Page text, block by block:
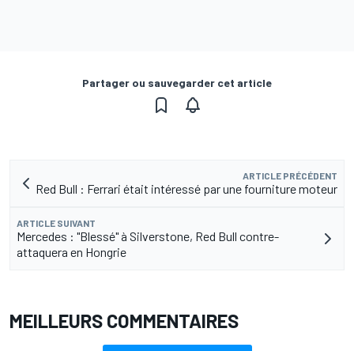
Partager ou sauvegarder cet article
ARTICLE PRÉCÉDENT
Red Bull : Ferrari était intéressé par une fourniture moteur
ARTICLE SUIVANT
Mercedes : "Blessé" à Silverstone, Red Bull contre-
attaquera en Hongrie
MEILLEURS COMMENTAIRES